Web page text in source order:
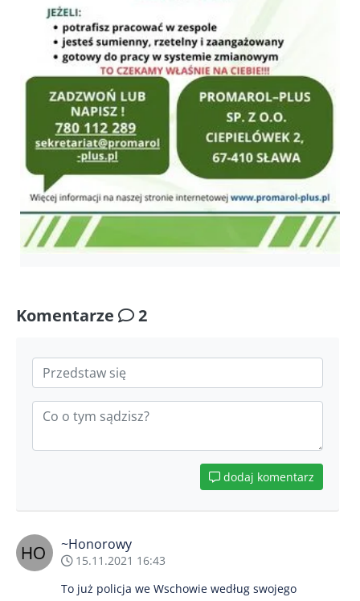
Komentarze 2
dodaj komentarz
~Honorowy
15.11.2021 16:43
To już policja we Wschowie według swojego